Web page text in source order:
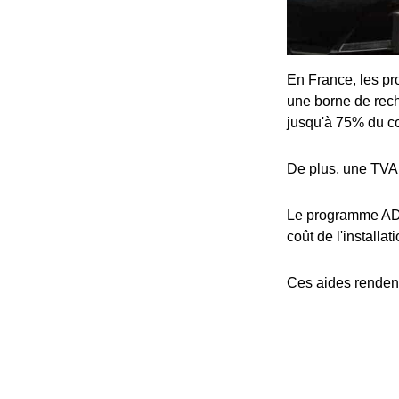
En France, les
une borne de
jusqu'à 75% du
De plus, une
Le programme
coût de
Ces aides